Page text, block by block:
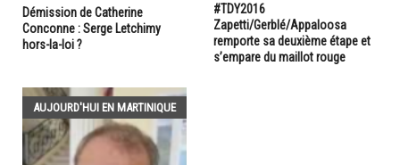
Démission de Catherine
Conconne : Serge Letchimy
hors-la-loi ?
#TDY2016
Zapetti/Gerblé/Appaloosa
remporte sa deuxième étape et
s’empare du maillot rouge
AUJOURD'HUI EN MARTINIQUE